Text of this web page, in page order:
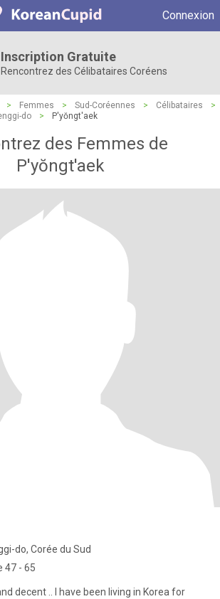
Connexion
Inscription Gratuite
Rencontrez des Célibataires Coréens
> Femmes > Sud-Coréennes > Célibataires
>
do > P'yŏngt'aek
des Femmes de
P'yŏngt'aek
do, Corée du Sud
47 - 65
decent .. I have been living in Korea for